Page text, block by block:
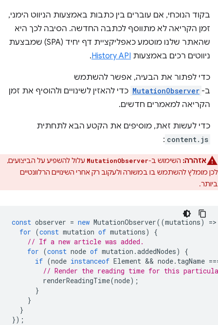
בקוד הנוכחי, אם עוברים בין כתבות באמצעות הניווט הימני,
זמן הקריאה לא מתווסף לכתבה החדשה. הסיבה לכך היא
שהאתר שלנו מוטמע כאפליקציית דף יחיד (SPA) שמבצעת
ניווטים רכים באמצעות History API
.
כדי לפתור את הבעיה, אפשר להשתמש
ב- MutationObserver כדי להאזין לשינויים ולהוסיף את זמן
הקריאה למאמרים חדשים.
כדי לעשות זאת, מוסיפים את הקטע הבא לתחתית
content.js
:
אזהרה: השימוש ב-MutationObserver עלול להשפיע על הביצועים,
לכן מומלץ להשתמש בו במשורה ולעקוב רק אחרי השינויים הרלוונטיים
ביותר.
const observer = new MutationObserver((mutations) =>
for (const mutation of mutations)
{
// If a new article was added.
for (const node of mutation .addedNodes)
{
if (node instanceof Element && node. tagName
// Render the reading time for this
renderReadingTime(node);
}
}
}
});